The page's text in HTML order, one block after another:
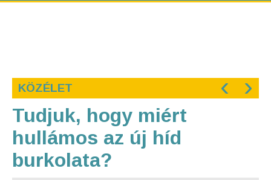
KÖZÉLET ‹ ›
Tudjuk, hogy miért
hullámos az új híd
burkolata?